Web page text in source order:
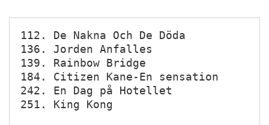
112. De Nakna Och De Döda
136. Jorden Anfalles
139. Rainbow Bridge
184. Citizen Kane-En sensation
242. En Dag på Hotellet
251. King Kong